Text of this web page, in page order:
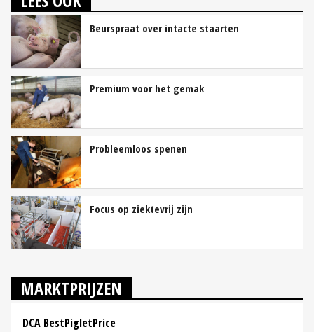
Beurspraat over intacte staarten
Premium voor het gemak
Probleemloos spenen
Focus op ziektevrij zijn
MARKTPRIJZEN
DCA BestPigletPrice